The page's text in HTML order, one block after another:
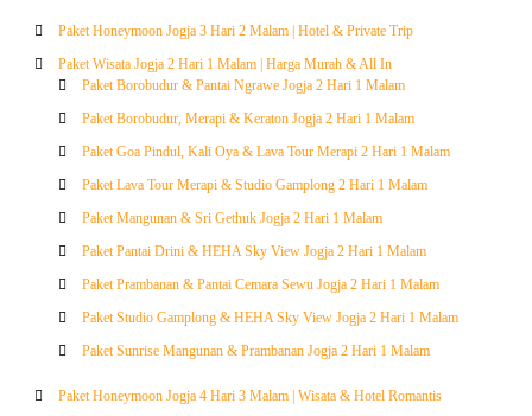
Paket Honeymoon Jogja 3 Hari 2 Malam | Hotel & Private Trip
Paket Wisata Jogja 2 Hari 1 Malam | Harga Murah & All In
Paket Borobudur & Pantai Ngrawe Jogja 2 Hari 1 Malam
Paket Borobudur, Merapi & Keraton Jogja 2 Hari 1 Malam
Paket Goa Pindul, Kali Oya & Lava Tour Merapi 2 Hari 1 Malam
Paket Lava Tour Merapi & Studio Gamplong 2 Hari 1 Malam
Paket Mangunan & Sri Gethuk Jogja 2 Hari 1 Malam
Paket Pantai Drini & HEHA Sky View Jogja 2 Hari 1 Malam
Paket Prambanan & Pantai Cemara Sewu Jogja 2 Hari 1 Malam
Paket Studio Gamplong & HEHA Sky View Jogja 2 Hari 1 Malam
Paket Sunrise Mangunan & Prambanan Jogja 2 Hari 1 Malam
Paket Honeymoon Jogja 4 Hari 3 Malam | Wisata & Hotel Romantis